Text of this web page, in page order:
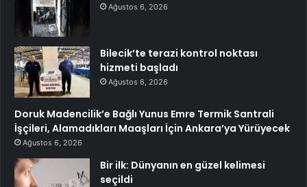
Ağustos 6, 2026
Bilecik’te terazi kontrol noktası
hizmeti başladı
Ağustos 6, 2026
Doruk Madencilik’e Bağlı Yunus Emre Termik Santrali
İşçileri, Alamadıkları Maaşları İçin Ankara’ya Yürüyecek
Ağustos 6, 2026
Bir ilk: Dünyanın en güzel kelimesi
seçildi